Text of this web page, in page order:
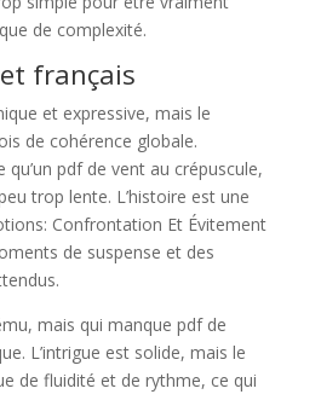
de complexité.
français
et expressive, mais le
de cohérence globale.
qu’un pdf de vent au crépuscule,
trop lente. L’histoire est une
Confrontation Et Évitement
de suspense et des
mais qui manque pdf de
L’intrigue est solide, mais le
de fluidité et de rythme, ce qui